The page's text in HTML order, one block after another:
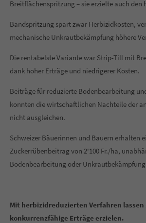
Breitflächenspritzung – sie erzielte auch den
Bandspritzung spart zwar Herbizidkosten,
mechanische Unkrautbekämpfung höhere
Die rentabelste Variante war Strip-Till mit
dank hoher Erträge und niedrigerer Kosten.
Beiträge für reduzierte Bodenbearbeitung
konnten die wirtschaftlichen Nachteile der
nicht ausgleichen.
Schweizer Bäuerinnen und Bauern erhalten
Zuckerrübenbeitrag von 2'100 Fr./ha,
Bodenbearbeitung oder
Mit herbizidreduzierten Verfahren lassen
konkurrenzfähige Erträge erzielen.